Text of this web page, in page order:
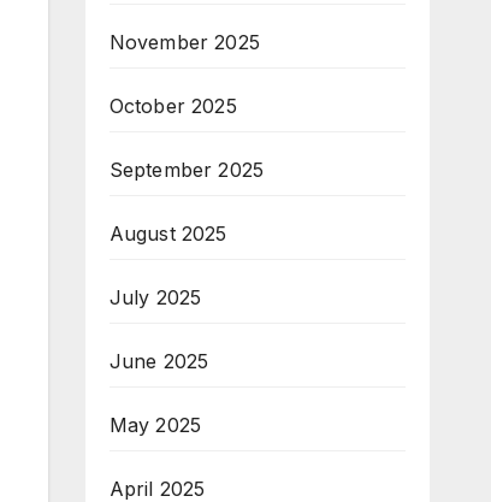
November 2025
October 2025
September 2025
August 2025
July 2025
June 2025
May 2025
April 2025